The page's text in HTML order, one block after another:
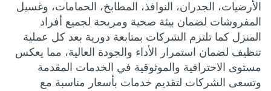
الأرضيات، الجدران، النوافذ، المطابخ، الحمامات، وغسيل
المفروشات لضمان بيئة صحية ومريحة لجميع أفراد
المنزل كما تلتزم الشركات بمتابعة دورية بعد كل عملية
تنظيف لضمان استمرار الأداء والجودة العالية، مما يعكس
مستوى الاحترافية والموثوقية في الخدمات المقدمة
وتسعى الشركات لتقديم خدمات بأسعار مناسبة مع